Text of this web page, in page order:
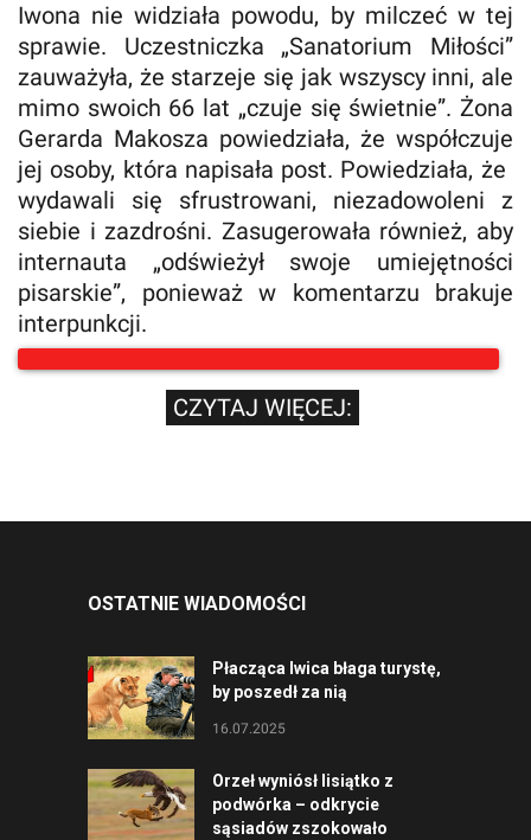
Iwona nie widziała powodu, by milczeć w tej
sprawie. Uczestniczka „Sanatorium Miłości”
zauważyła, że ​​starzeje się jak wszyscy inni, ale
mimo swoich 66 lat „czuje się świetnie”. Żona
Gerarda Makosza powiedziała, że ​​współczuje
jej osoby, która napisała post. Powiedziała, że ​​
wydawali się sfrustrowani, niezadowoleni z
siebie i zazdrośni. Zasugerowała również, aby
internauta „odświeżył swoje umiejętności
pisarskie”, ponieważ w komentarzu brakuje
interpunkcji.
CZYTAJ WIĘCEJ:
OSTATNIE WIADOMOŚCI
Płacząca lwica błaga turystę,
by poszedł za nią
16.07.2025
Orzeł wyniósł lisiątko z
podwórka – odkrycie
sąsiadów zszokowało